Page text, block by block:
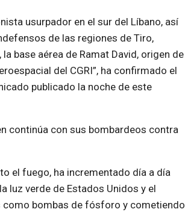
usurpador en el sur del Líbano, así
de las regiones de Tiro,
base aérea de Ramat David, origen de
del CGRI”, ha confirmado el
publicado la noche de este
continúa con sus bombardeos contra
el fuego, ha incrementado día a día
luz verde de Estados Unidos y el
bombas de fósforo y cometiendo